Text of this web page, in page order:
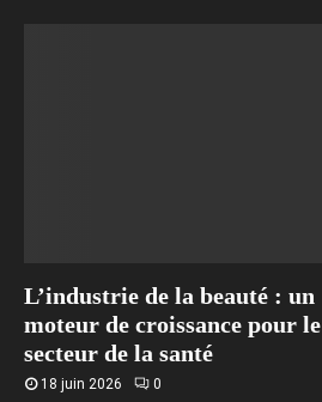
L’industrie de la beauté : un
moteur de croissance pour le
secteur de la santé
18 juin 2026 0